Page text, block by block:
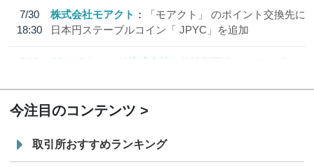
7/30
18:30
株式会社モアクト
「モアクト」 のポイント交換先に
日本円ステーブルコイン「 JPYC」を追加
7/29
SBI VCトレード株式会社
信託型円建てステーブル
今注目のコンテンツ
取引所おすすめランキング